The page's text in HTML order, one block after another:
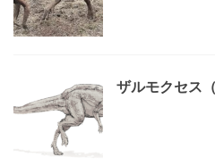
ザルモクセス